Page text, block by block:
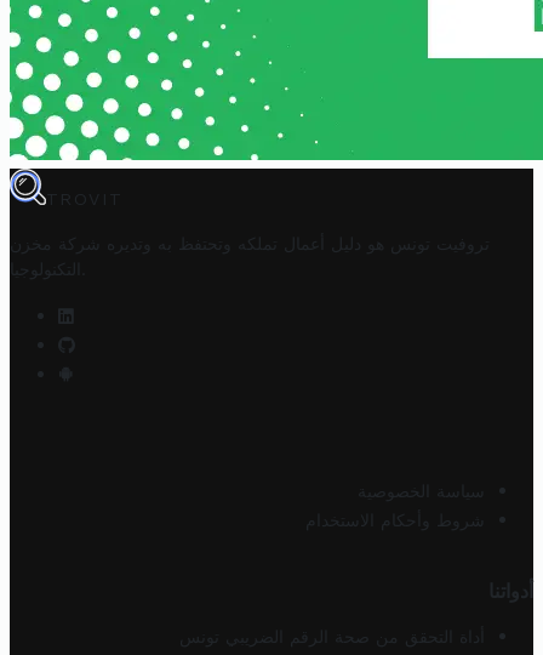
TROVIT
تروفيت تونس هو دليل أعمال تملكه وتحتفظ به وتديره
شركة مخزن
التكنولوجيا
سياسة الخصوصية
شروط وأحكام الاستخدام
أدواتنا
أداة التحقق من صحة الرقم الضريبي تونس